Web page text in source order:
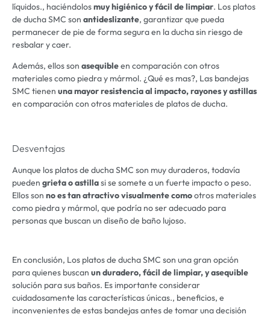
líquidos., haciéndolosmuy higiénico y fácil de limpiar. Los platos
de ducha SMC son antideslizante, garantizar que pueda
permanecer de pie de forma segura en la ducha sin riesgo de
resbalar y caer.
Además, ellos son asequibleen comparación con otros
materiales como piedra y mármol. ¿Qué es mas?, Las bandejas
SMC tienen una mayor resistencia al impacto, rayones y astillas
en comparación con otros materiales de platos de ducha.
Desventajas
Aunque los platos de ducha SMC son muy duraderos, todavía
pueden grieta o astillasi se somete a un fuerte impacto o peso.
Ellos son no es tan atractivo visualmente comootros materiales
como piedra y mármol, que podría no ser adecuado para
personas que buscan un diseño de baño lujoso.
En conclusión, Los platos de ducha SMC son una gran opción
para quienes buscan un duradero, fácil de limpiar, y asequible
solución para sus baños. Es importante considerar
cuidadosamente las características únicas., beneficios, e
inconvenientes de estas bandejas antes de tomar una decisión